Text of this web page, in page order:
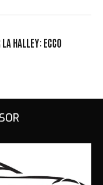
HALLEY: ECCO